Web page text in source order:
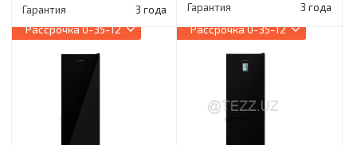
Гарантия 3 года Гарантия 3 года
Рассрочка0-35-12 Рассрочка0-35-12